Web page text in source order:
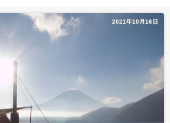
2021年10月16日